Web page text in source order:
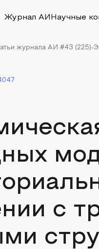
Журнал АИ Научные
журнала АИ #43 (225)
с